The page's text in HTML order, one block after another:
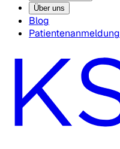
Über uns
Blog
Patientenanmeldung